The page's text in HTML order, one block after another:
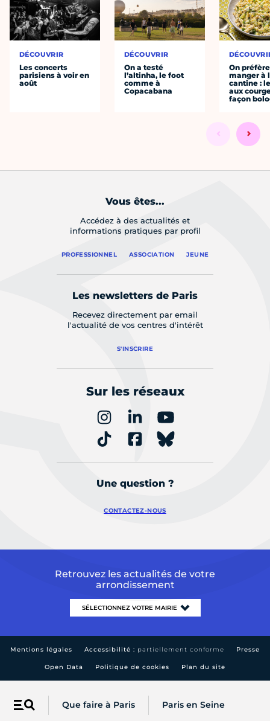
Menu Que faire à Paris Paris en Seine
DÉCOUVRIR
Les concerts
parisiens à voir en
août
DÉCOUVRIR
On a testé
l’altinha, le foot
comme à
Copacabana
On préfère
manger à
cantine :
aux
façon
Vous êtes...
Accédez à des actualités et
informations pratiques par profil
PROFESSIONNEL ASSOCIATION JEUNE
Les newsletters de Paris
Recevez directement par email
l'actualité de vos centres d'intérêt
S'INSCRIRE
Sur les réseaux
Une question ?
CONTACTEZ-NOUS
Retrouvez les actualités de votre
arrondissement
Mentions légales Accessibilité : partiellement conforme Presse
Open Data Politique de cookies Plan du site